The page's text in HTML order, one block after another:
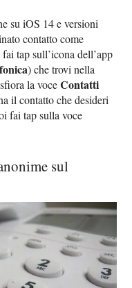
su iOS 14 e versioni
contatto come
tap sull’icona dell’app
) che trovi nella
la voceContatti
il contatto che desideri
fai tap sulla voce
sul